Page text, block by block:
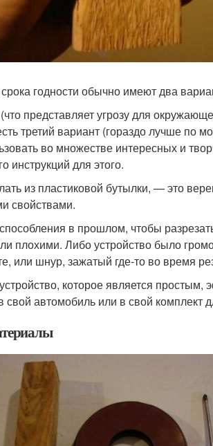
годности обычно имеют два
представляет угрозу для
третий вариант (гораздо лучше по
во множестве интересных и
инструкций для этого.
из пластиковой бутылки, — это
свойствами.
в прошлом, чтобы
плохими. Либо устройство было
или шнур, зажатый где-то во время
которое является
свой автомобиль или в свой комплект